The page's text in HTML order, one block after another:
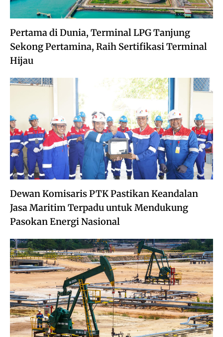
Pertama di Dunia, Terminal LPG Tanjung
Sekong Pertamina, Raih Sertifikasi Terminal
Hijau
Dewan Komisaris PTK Pastikan Keandalan
Jasa Maritim Terpadu untuk Mendukung
Pasokan Energi Nasional